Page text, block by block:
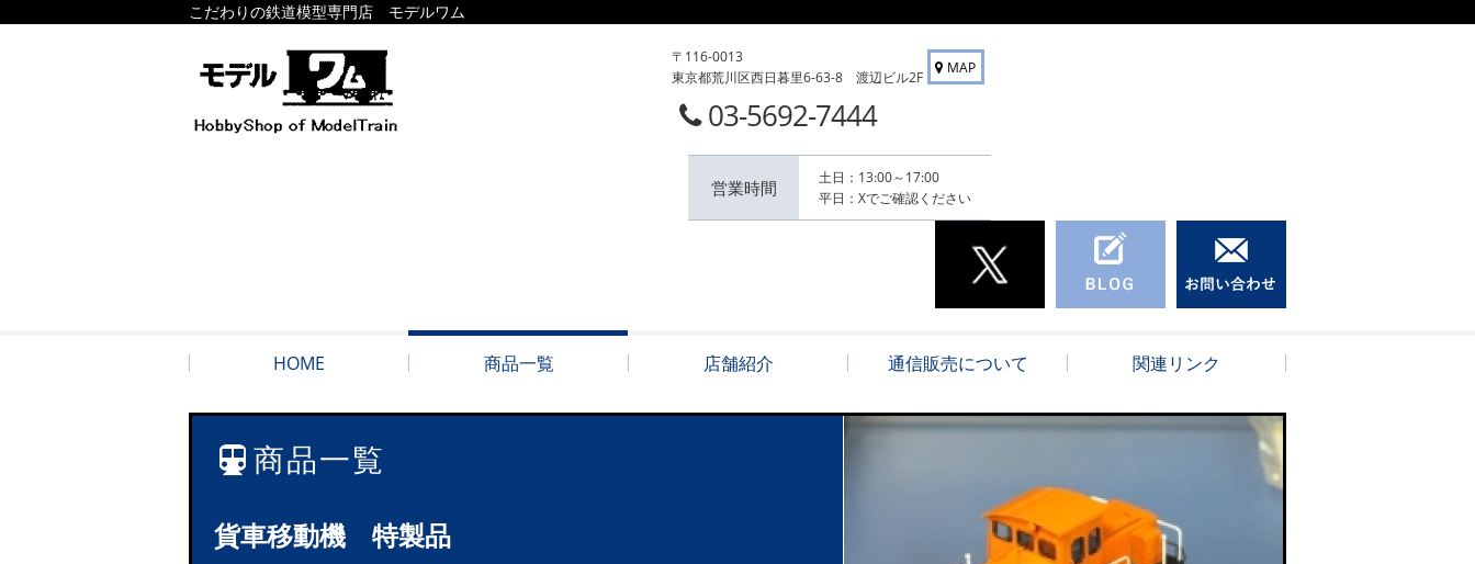
こだわりの鉄道模型専門店 モデルワム
MAP
〒116-0013
東京都荒川区西日暮里6-63-8 渡辺ビル2F
03-5692-7444
営業時間
土日：13:00～17:00
平日：Xでご確認ください
HOME 商品一覧 店舗紹介 通信販売について 関連リンク
商品一覧
貨車移動機 特製品